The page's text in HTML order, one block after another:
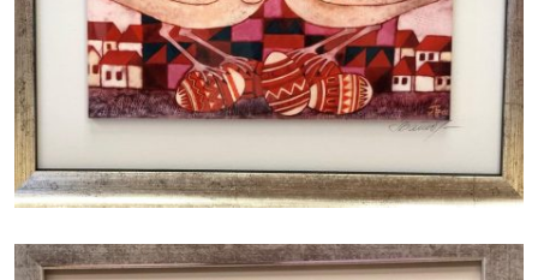
БАЙЦАЕВА ЛЮДМИЛА